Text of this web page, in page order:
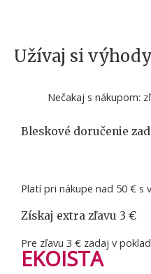
Užívaj si
Nečakaj s nákupom:
Bleskové doručenie
Platí pri nákupe nad 50 € s
Získaj extra zľavu 3 €
Pre zľavu 3 € zadaj v
EKOISTA